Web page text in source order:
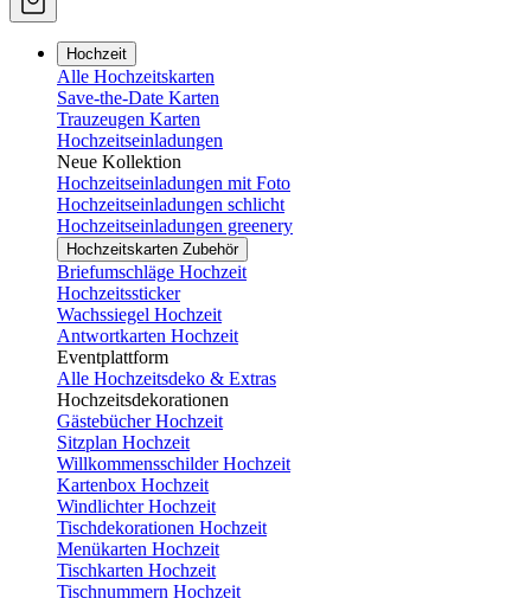
Hochzeit
Alle Hochzeitskarten
Save-the-Date Karten
Trauzeugen Karten
Hochzeitseinladungen
Neue Kollektion
Hochzeitseinladungen mit Foto
Hochzeitseinladungen schlicht
Hochzeitseinladungen greenery
Hochzeitskarten Zubehör
Briefumschläge Hochzeit
Hochzeitssticker
Wachssiegel Hochzeit
Antwortkarten Hochzeit
Eventplattform
Alle Hochzeitsdeko & Extras
Hochzeitsdekorationen
Gästebücher Hochzeit
Sitzplan Hochzeit
Willkommensschilder Hochzeit
Kartenbox Hochzeit
Windlichter Hochzeit
Tischdekorationen Hochzeit
Menükarten Hochzeit
Tischkarten Hochzeit
Tischnummern Hochzeit